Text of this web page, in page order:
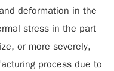
deformation in the
stress in the part
or more severely,
process due to